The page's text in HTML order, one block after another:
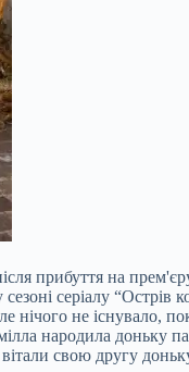
прибуття на
серіалу “Острів
нічого не
народила доньку
свою другу